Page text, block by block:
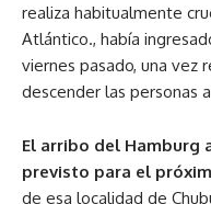
realiza habitualmente
Atlántico., había
viernes pasado, una vez
descender las personas
El arribo del Hamburg
previsto para el
de esa localidad de